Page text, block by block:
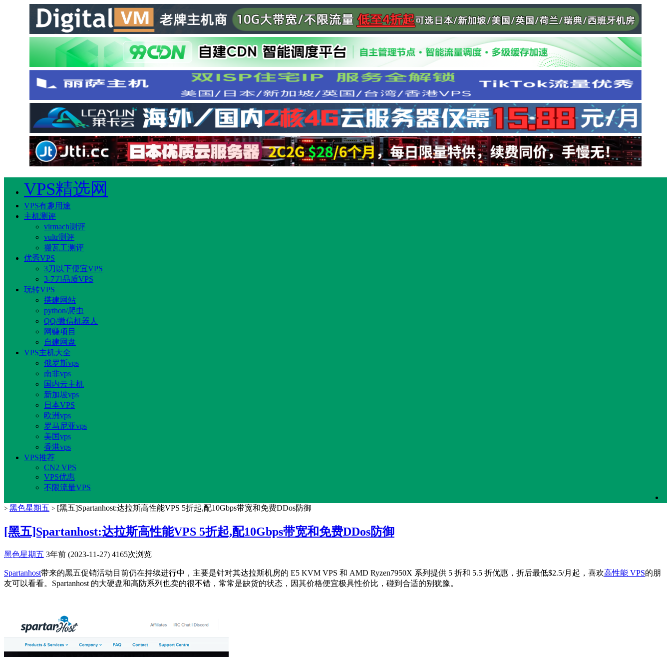
VPS精选网
VPS有趣用途
主机测评
virmach测评
vultr测评
搬瓦工测评
优秀VPS
3刀以下便宜VPS
3-7刀品质VPS
玩转VPS
搭建网站
python/爬虫
QQ/微信机器人
网赚项目
自建网盘
VPS主机大全
俄罗斯vps
南非vps
国内云主机
新加坡vps
日本VPS
欧洲vps
罗马尼亚vps
美国vps
香港vps
VPS推荐
CN2 VPS
VPS优惠
不限流量VPS
> 黑色星期五 > [黑五]Spartanhost:达拉斯高性能VPS 5折起,配10Gbps带宽和免费DDos防御
[黑五]Spartanhost:达拉斯高性能VPS 5折起,配10Gbps带宽和免费DDos防御
黑色星期五 3年前 (2023-11-27) 4165次浏览
Spartanhost带来的黑五促销活动目前仍在持续进行中，主要是针对其达拉斯机房的 E5 KVM VPS 和 AMD Ryzen7950X 系列提供 5 折和 5.5 折优惠，折后最低$2.5/月起，喜欢高性能 VPS的朋
友可以看看。Spartanhost 的大硬盘和高防系列也卖的很不错，常常是缺货的状态，因其价格便宜极具性价比，碰到合适的别犹豫。